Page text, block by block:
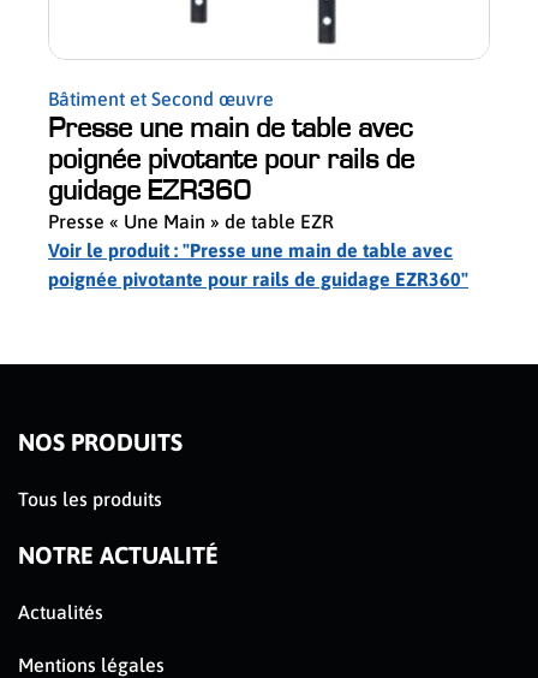
Bâtiment et Second œuvre
Presse une main de table avec
poignée pivotante pour rails de
guidage EZR360
Presse « Une Main » de table EZR
Voir le produit : "Presse une main de table avec
poignée pivotante pour rails de guidage EZR360"
NOS PRODUITS
Tous les produits
NOTRE ACTUALITÉ
Actualités
Mentions légales